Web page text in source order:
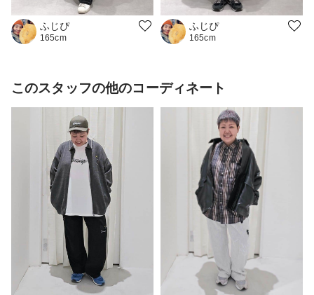
ふじぴ
165cm
ふじぴ
165cm
このスタッフの他のコーディネート